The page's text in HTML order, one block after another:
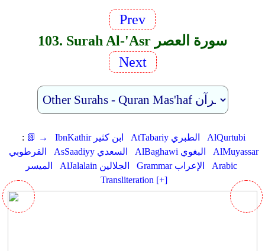
Prev
103. Surah Al-'Asr سورة العصر
Next
: 📗 → IbnKathir ابن كثير AtTabariy الطبري
AlQurtubi
القرطوبي
AsSaadiyy السعدي AlBaghawi البغوي
AlMuyassar
الميسر
AlJalalain الجلالين Grammar الإعراب
Arabic
Transliteration [+]